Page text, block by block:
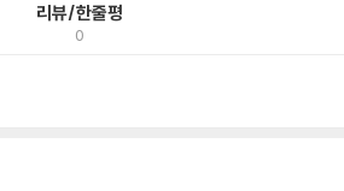
리뷰/한줄평
0